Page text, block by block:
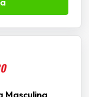
Masculina